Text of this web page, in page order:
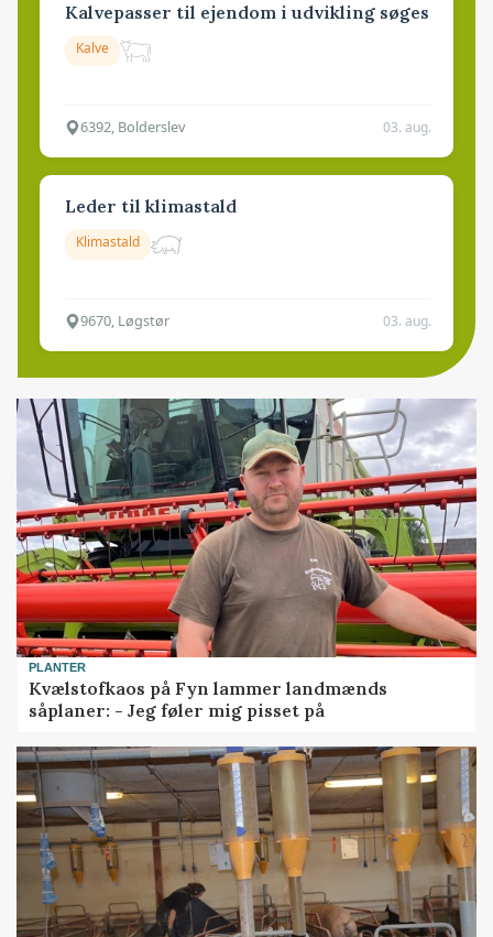
Kalvepasser til ejendom i udvikling søges
Kalve
6392, Bolderslev 03. aug.
Leder til klimastald
Klimastald
9670, Løgstør 03. aug.
PLANTER
Kvælstofkaos på Fyn lammer landmænds
såplaner: - Jeg føler mig pisset på